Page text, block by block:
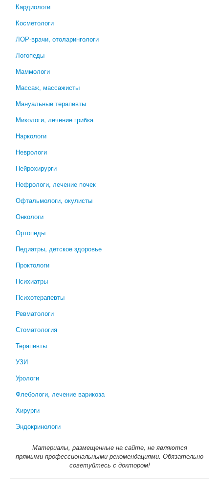
Кардиологи
Косметологи
ЛОР-врачи, отоларингологи
Логопеды
Маммологи
Массаж, массажисты
Мануальные терапевты
Микологи, лечение грибка
Наркологи
Неврологи
Нейрохирурги
Нефрологи, лечение почек
Офтальмологи, окулисты
Онкологи
Ортопеды
Педиатры, детское здоровье
Проктологи
Психиатры
Психотерапевты
Ревматологи
Стоматология
Терапевты
УЗИ
Урологи
Флебологи, лечение варикоза
Хирурги
Эндокринологи
Материалы, размещенные на сайте, не являются
прямыми профессиональными рекомендациями. Обязательно
советуйтесь с доктором!